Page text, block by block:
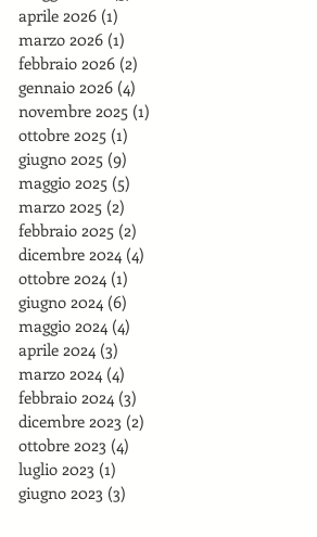
aprile 2026 (1)
marzo 2026 (1)
febbraio 2026 (2)
gennaio 2026 (4)
novembre 2025 (1)
ottobre 2025 (1)
giugno 2025 (9)
maggio 2025 (5)
marzo 2025 (2)
febbraio 2025 (2)
dicembre 2024 (4)
ottobre 2024 (1)
giugno 2024 (6)
maggio 2024 (4)
aprile 2024 (3)
marzo 2024 (4)
febbraio 2024 (3)
dicembre 2023 (2)
ottobre 2023 (4)
luglio 2023 (1)
giugno 2023 (3)